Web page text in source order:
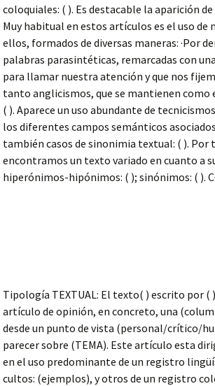
coloquiales: ( ). Es destacable la aparición
Muy habitual en estos artículos es el uso
ellos, formados de diversas maneras: ·Por
palabras parasintéticas, remarcadas con
para llamar nuestra atención y que nos
tanto anglicismos, que se mantienen como
( ). Aparece un uso abundante de
los diferentes campos semánticos
también casos de sinonimia textual: ( ).
encontramos un texto variado en cuanto a
hiperónimos-hipónimos: ( ); sinónimos: ( ).
Tipología TEXTUAL: El texto( ) escrito por (
artículo de opinión, en concreto, una
desde un punto de vista (personal/crítico/
parecer sobre (TEMA). Este artículo esta
en el uso predominante de un registro
cultos: (ejemplos), y otros de un registro